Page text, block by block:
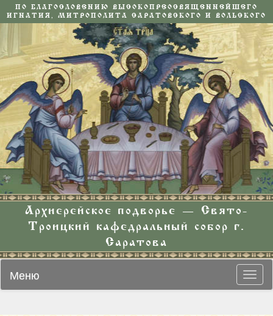
ПО БЛАГОСЛОВЕНИЮ ВЫСОКОПРЕОСВЯЩЕННЕЙШЕГО
ИГНАТИЯ, МИТРОПОЛИТА САРАТОВСКОГО И ВОЛЬСКОГО
Архиерейское подворье — Свято-
Троицкий кафедральный собор г.
Саратова
Меню